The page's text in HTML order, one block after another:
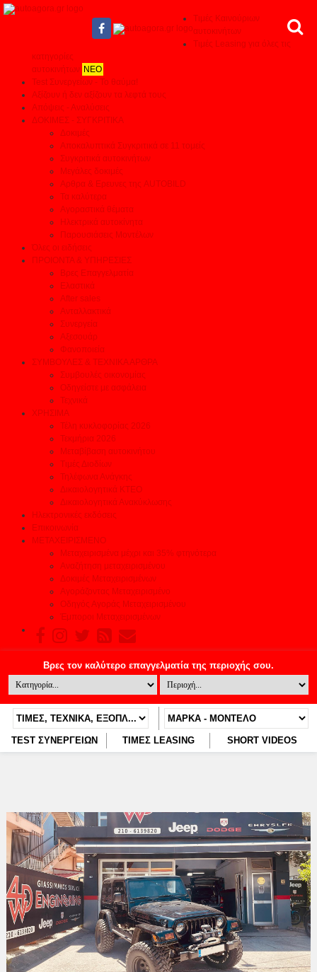
Τιμές Καινούριων
αυτοκινήτων
Τιμές Leasing για όλες τις
κατηγορίες
αυτοκινήτων ΝΕΟ
Test Συνεργείων - Το θαύμα!
Αξίζουν ή δεν αξίζουν τα λεφτά τους
Απόψεις - Αναλύσεις
ΔΟΚΙΜΕΣ - ΣΥΓΚΡΙΤΙΚΑ
Δοκιμές
Αποκαλυπτικά Συγκριτικά σε 11 τομείς
Συγκριτικά αυτοκινήτων
Μεγάλες δοκιμές
Αρθρα & Ερευνες της AUTOBILD
Τα καλύτερα
Αγοραστικά θέματα
Ηλεκτρικά αυτοκίνητα
Παρουσιάσεις Μοντέλων
Όλες οι ειδήσεις
ΠΡΟΙΟΝΤΑ & ΥΠΗΡΕΣΙΕΣ
Βρες Επαγγελματία
Ελαστικά
After sales
Ανταλλακτικά
Συνεργεία
Αξεσουάρ
Φανοποιεία
ΣΥΜΒΟΥΛΕΣ & ΤΕΧΝΙΚΑ ΑΡΘΡΑ
Συμβουλές οικονομίας
Οδηγείστε με ασφάλεια
Τεχνικά
ΧΡΗΣΙΜΑ
Τέλη κυκλοφορίας 2026
Τεκμήρια 2026
Μεταβίβαση αυτοκινήτου
Τιμές Διοδίων
Τηλέφωνα Ανάγκης
Δικαιολογητικά ΚΤΕΟ
Δικαιολογητικά Ανακύκλωσης
Ηλεκτρονικές εκδόσεις
Επικοινωνία
ΜΕΤΑΧΕΙΡΙΣΜΕΝΟ
Μεταχειρισμένα μέχρι και 35% φτηνότερα
Αναζήτηση μεταχειρισμένου
Δοκιμές Μεταχειρισμένων
Αγοράζοντας Μεταχειρισμένο
Οδηγός Αγοράς Μεταχειρισμένου
Έμποροι Μεταχειρισμένων
TEST ΣΥΝΕΡΓΕΙΩΝ ΤΙΜΕΣ LEASING SHORT VIDEOS